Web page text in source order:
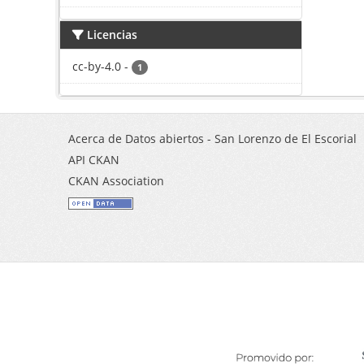
Licencias
cc-by-4.0 - 1
Acerca de Datos abiertos - San Lorenzo de El Escorial
API CKAN
CKAN Association